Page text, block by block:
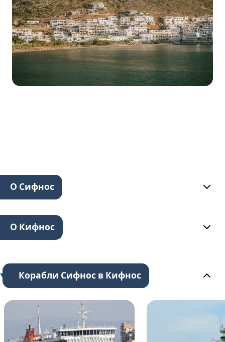
О Сифнос
О Кифнос
Корабли Сифнос в Кифнос